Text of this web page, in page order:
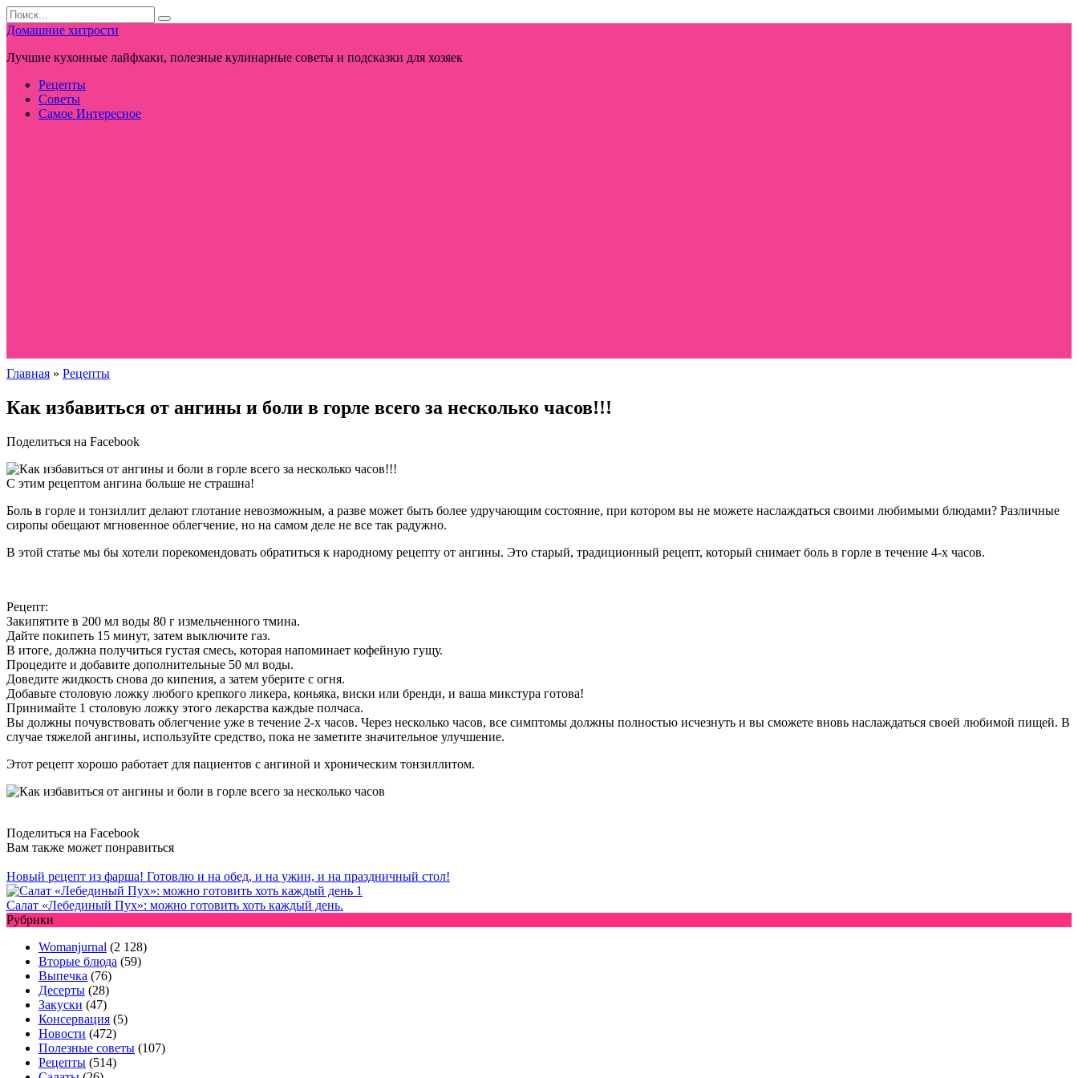
Перейти
к
контенту
Search
for:
Домашние хитрости
Лучшие кухонные лайфхаки, полезные кулинарные советы и подсказки для хозяек
Рецепты
Советы
Самое Интересное
Главная » Рецепты
Как избавиться от ангины и боли в горле всего за несколько часов!!!
Поделиться на Facebook
С этим рецептом ангина больше не страшна!
Боль в горле и тонзиллит делают глотание невозможным, а разве может быть более удручающим состояние, при котором вы не можете наслаждаться своими любимыми блюдами? Различные
сиропы обещают мгновенное облегчение, но на самом деле не все так радужно.
В этой статье мы бы хотели порекомендовать обратиться к народному рецепту от ангины. Это старый, традиционный рецепт, который снимает боль в горле в течение 4-х часов.
Рецепт:
Закипятите в 200 мл воды 80 г измельченного тмина.
Дайте покипеть 15 минут, затем выключите газ.
В итоге, должна получиться густая смесь, которая напоминает кофейную гущу.
Процедите и добавите дополнительные 50 мл воды.
Доведите жидкость снова до кипения, а затем уберите с огня.
Добавьте столовую ложку любого крепкого ликера, коньяка, виски или бренди, и ваша микстура готова!
Принимайте 1 столовую ложку этого лекарства каждые полчаса.
Вы должны почувствовать облегчение уже в течение 2-х часов. Через несколько часов, все симптомы должны полностью исчезнуть и вы сможете вновь наслаждаться своей любимой пищей. В
случае тяжелой ангины, используйте средство, пока не заметите значительное улучшение.
Этот рецепт хорошо работает для пациентов с ангиной и хроническим тонзиллитом.
Поделиться на Facebook
Вам также может понравиться
Новый рецепт из фарша! Готовлю и на обед, и на ужин, и на праздничный стол!
Салат «Лебединый Пух»: можно готовить хоть каждый день.
Рубрики
Womanjurnal (2 128)
Вторые блюда (59)
Выпечка (76)
Десерты (28)
Закуски (47)
Консервация (5)
Новости (472)
Полезные советы (107)
Рецепты (514)